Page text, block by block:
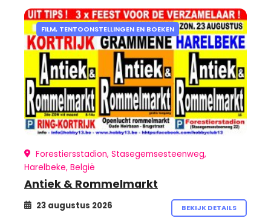
FILM, TENTOONSTELLINGEN EN BOEKEN
Forestiersstadion, Stasegemsesteenweg,
Harelbeke, België
Antiek & Rommelmarkt
23 augustus 2026 BEKIJK DETAILS